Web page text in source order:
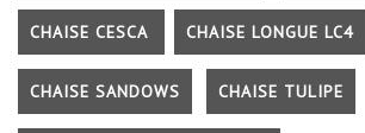
CHAISE CESCA CHAISE LONGUE LC4
CHAISE SANDOWS CHAISE TULIPE